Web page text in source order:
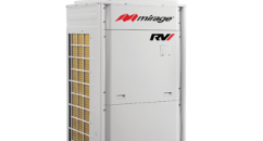
latest